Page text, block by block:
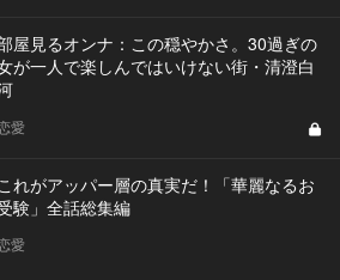
屋見るオンナ：この穏やかさ。30過ぎの
が一人で楽しんではいけない街・清澄白
愛
これがアッパー層の真実だ！「華麗なるお
験」全話総集編
愛